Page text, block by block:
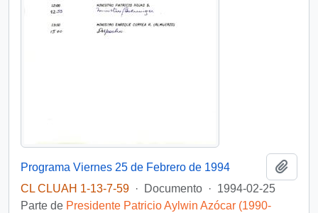
Programa Viernes 25 de Febrero de 1994
CL CLUAH 1-13-7-59 · Documento · 1994-02-25
Parte de Presidente Patricio Aylwin Azócar (1990-